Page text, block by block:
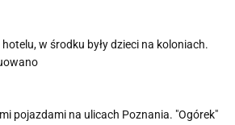
w środku były dzieci na koloniach.
pojazdami na ulicach Poznania. "Ogórek"